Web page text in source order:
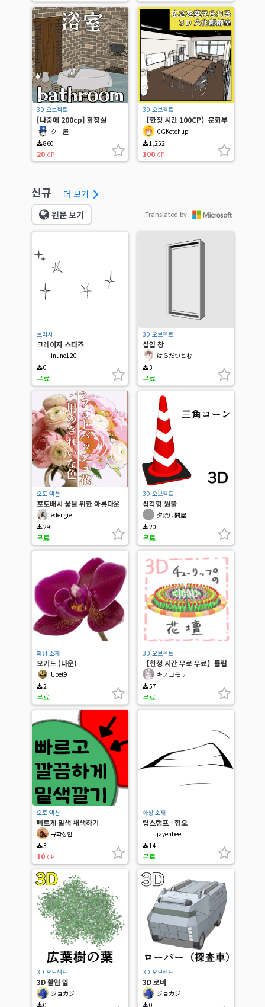
3D 오브젝트
[나중에 200cp] 화장실
クー屋
860
20 CP
3D 오브젝트
【한정 시간 100CP】문화부
사무실CGKetchup
1,252
100 CP
신규
더 보기
원문 보기
Translated by
브러시
크레이지 스타즈
inuno120
0
무료
3D 오브젝트
삽입 창
はらだつとむ
3
무료
오토 액션
포토배시 꽃을 위한 아름다운
색상 edengie
29
무료
3D 오브젝트
삼각형 원뿔
夕焼け問屋
20
무료
화상 소재
오키드 (다운)
Ubet9
2
무료
3D 오브젝트
【한정 시간 무료 무료】튤립
화단 キノコモリ
57
무료
오토 액션
빠르게 밑색 채색하기
규화상인
3
10 CP
화상 소재
립스탬프 - 혐오
jayenbee
14
무료
3D 오브젝트
3D 활엽 잎
ジョカジ
0
3D 오브젝트
3D 로버
ジョカジ
0